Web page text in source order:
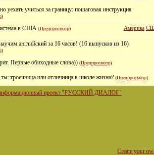
уехать учиться за границу: пошаговая инструкция
Америка
в США (Предпросмотр)
английский за 16 часов! (16 выпусков из 16)
Первые обиходные слова)) (Предпросмотр)
троечница или отличница в школе жизни? (Предпросмотр)
проект "РУССКИЙ ДИАЛОГ"
Create your